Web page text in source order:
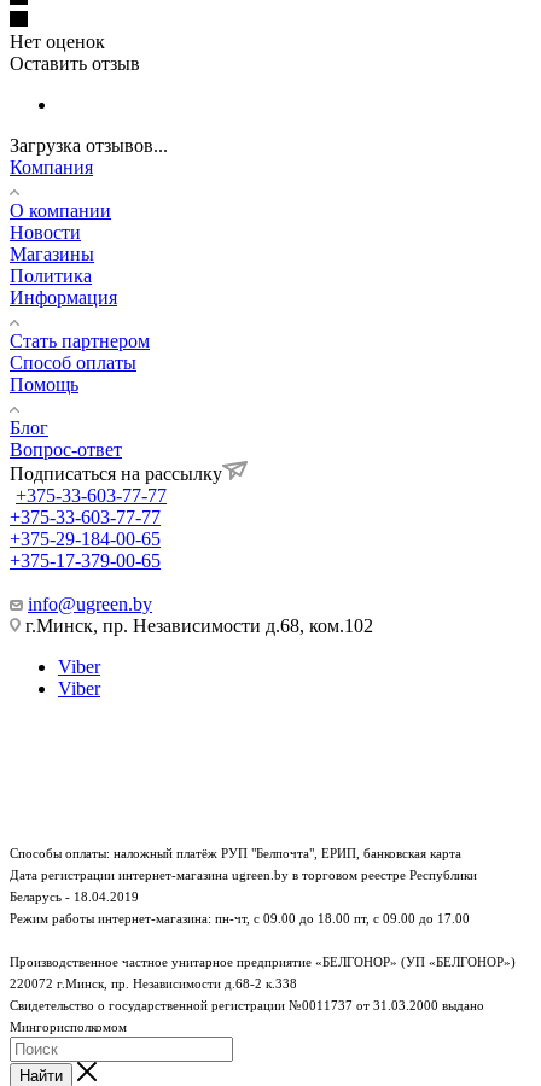
Нет оценок
Оставить отзыв
Загрузка отзывов...
Компания
О компании
Новости
Магазины
Политика
Информация
Стать партнером
Способ оплаты
Помощь
Блог
Вопрос-ответ
Подписаться на рассылку
+375-33-603-77-77
+375-33-603-77-77
+375-29-184-00-65
+375-17-379-00-65
info@ugreen.by
г.Минск, пр. Независимости д.68, ком.102
Viber
Viber
Способы оплаты: наложный платёж РУП "Белпочта", ЕРИП, банковская карта
Дата регистрации интернет-магазина ugreen.by в торговом реестре Республики
Беларусь - 18.04.2019
Режим работы интернет-магазина: пн-чт, с 09.00 до 18.00 пт, с 09.00 до 17.00
Производственное частное унитарное предприятие «БЕЛГОНОР» (УП «БЕЛГОНОР»)
220072 г.Минск, пр. Независимости д.68-2 к.338
Свидетельство о государственной регистрации №0011737 от 31.03.2000 выдано
Мингорисполкомом
Найти